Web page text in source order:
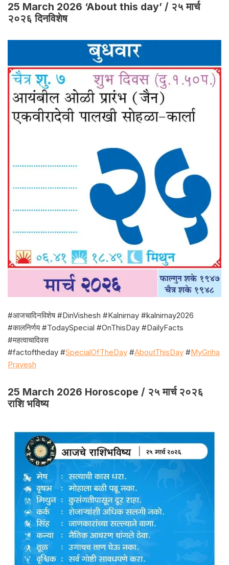
25 March 2026 ‘About this day’ / २५ मार्च
२०२६ दिनविशेष
#आजचादिनविशेष #DinVishesh #Kalnirnay #kalnirnay2026
#कालनिर्णय #TodaySpecial #OnThisDay #DailyFacts
#महत्वाचादिवस
#factoftheday #SpecialOfTheDay #AboutThisDay #MyGriha
Pravesh
25 March 2026 Horoscope / २५ मार्च २०२६
राशि भविष्य